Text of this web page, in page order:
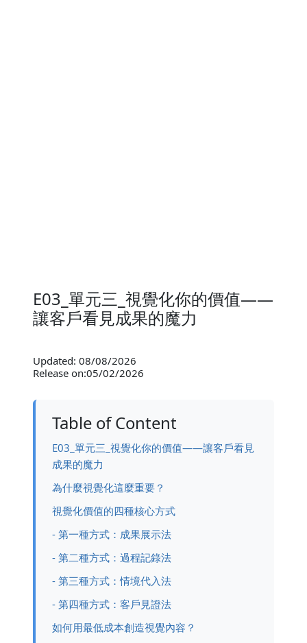
E03_單元三_視覺化你的價值——
讓客戶看見成果的魔力
Updated: 08/08/2026
Release on:05/02/2026
Table of Content
E03_單元三_視覺化你的價值——讓客戶看見
成果的魔力
為什麼視覺化這麼重要？
視覺化價值的四種核心方式
- 第一種方式：成果展示法
- 第二種方式：過程記錄法
- 第三種方式：情境代入法
- 第四種方式：客戶見證法
如何用最低成本創造視覺內容？